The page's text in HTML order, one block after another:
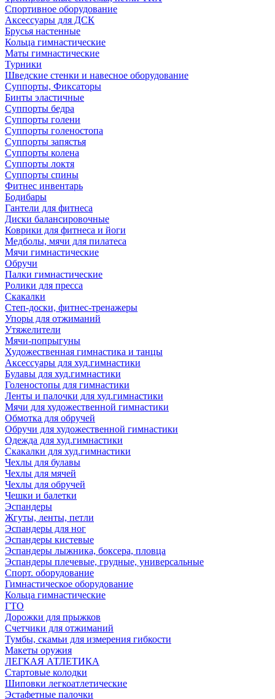
Спортивное оборудование
Аксессуары для ДСК
Брусья настенные
Кольца гимнастические
Маты гимнастические
Турники
Шведские стенки и навесное оборудование
Суппорты, Фиксаторы
Бинты эластичные
Суппорты бедра
Суппорты голени
Суппорты голеностопа
Суппорты запястья
Суппорты колена
Суппорты локтя
Суппорты спины
Фитнес инвентарь
Бодибары
Гантели для фитнеса
Диски балансировочные
Коврики для фитнеса и йоги
Медболы, мячи для пилатеса
Мячи гимнастические
Обручи
Палки гимнастические
Ролики для пресса
Скакалки
Степ-доски, фитнес-тренажеры
Упоры для отжиманий
Утяжелители
Мячи-попрыгуны
Художественная гимнастика и танцы
Аксессуары для худ.гимнастики
Булавы для худ.гимнастики
Голеностопы для гимнастики
Ленты и палочки для худ.гимнастики
Мячи для художественной гимнастики
Обмотка для обручей
Обручи для художественной гимнастики
Одежда для худ.гимнастики
Скакалки для худ.гимнастики
Чехлы для булавы
Чехлы для мячей
Чехлы для обручей
Чешки и балетки
Эспандеры
Жгуты, ленты, петли
Эспандеры для ног
Эспандеры кистевые
Эспандеры лыжника, боксера, пловца
Эспандеры плечевые, грудные, универсальные
Спорт. оборудование
Гимнастическое оборудование
Кольца гимнастические
ГТО
Дорожки для прыжков
Счетчики для отжиманий
Тумбы, скамьи для измерения гибкости
Макеты оружия
ЛЕГКАЯ АТЛЕТИКА
Стартовые колодки
Шиповки легкоатлетические
Эстафетные палочки